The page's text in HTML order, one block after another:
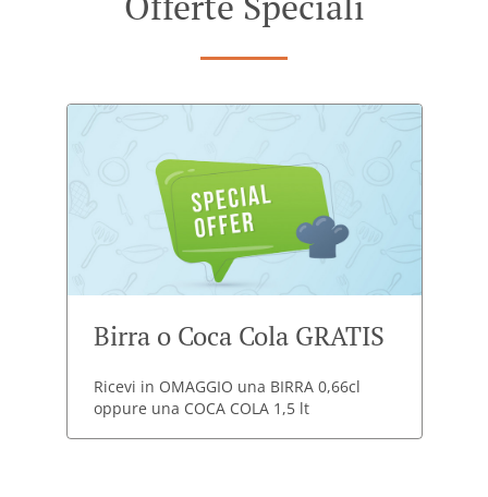
Birra o Coca Cola GRATIS
Ricevi in OMAGGIO una BIRRA 0,66cl
oppure una COCA COLA 1,5 lt